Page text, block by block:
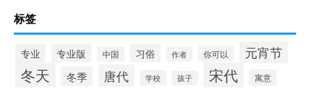
标签
专业 专业版 中国 习俗 作者 你可以 元宵节
冬天 冬季 唐代 学校 孩子 宋代 寓意